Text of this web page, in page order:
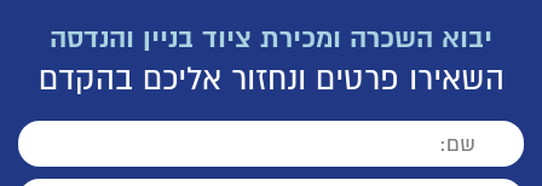
יבוא השכרה ומכירת ציוד בניין והנדסה
השאירו פרטים ונחזור אליכם בהקדם